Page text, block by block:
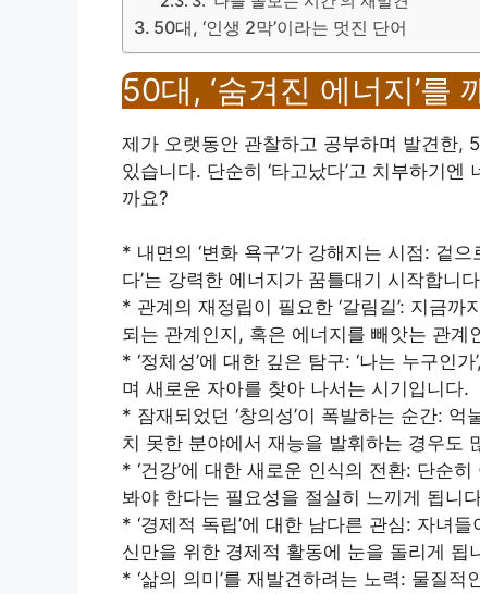
50대, ‘인생 2막’이라는 멋진 단어
50대, ‘숨겨진 에너지’를
제가 오랫동안 관찰하고 공부하며 발견한,
있습니다. 단순히 ‘타고났다’고 치부하기
까요?
* 내면의 ‘변화 욕구’가 강해지는 시점: 겉
다’는 강력한 에너지가 꿈틀대기 시작합니
* 관계의 재정립이 필요한 ‘갈림길’: 지금
되는 관계인지, 혹은 에너지를 빼앗는 관계
* ‘정체성’에 대한 깊은 탐구: ‘나는 누구인
며 새로운 자아를 찾아 나서는 시기입니다.
* 잠재되었던 ‘창의성’이 폭발하는 순간:
치 못한 분야에서 재능을 발휘하는 경우도
* ‘건강’에 대한 새로운 인식의 전환: 단순
봐야 한다는 필요성을 절실히 느끼게 됩니
* ‘경제적 독립’에 대한 남다른 관심: 자녀
신만을 위한 경제적 활동에 눈을 돌리게 됩
* ‘삶의 의미’를 재발견하려는 노력: 물질